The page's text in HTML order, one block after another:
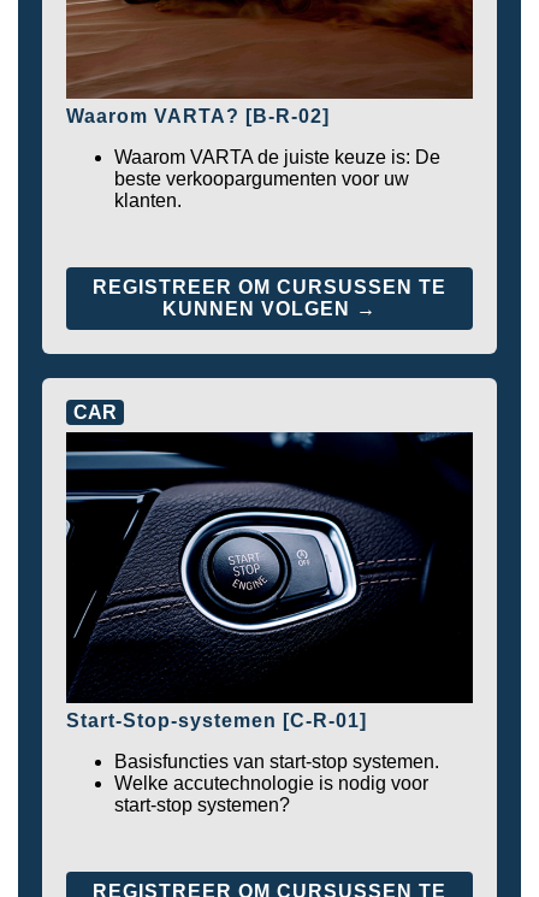
Waarom VARTA? [B-R-02]
Waarom VARTA de juiste keuze is: De
beste verkoopargumenten voor uw
klanten.
REGISTREER OM CURSUSSEN TE
KUNNEN VOLGEN →
CAR
Start-Stop-systemen [C-R-01]
Basisfuncties van start-stop systemen.
Welke accutechnologie is nodig voor
start-stop systemen?
REGISTREER OM CURSUSSEN TE